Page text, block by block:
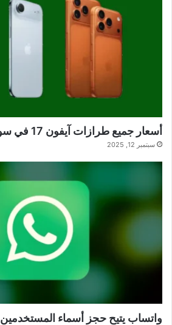
أسعار جميع طرازات آيفون 17 في سوريا
سبتمبر 12, 2025
واتساب يتيح حجز أسماء